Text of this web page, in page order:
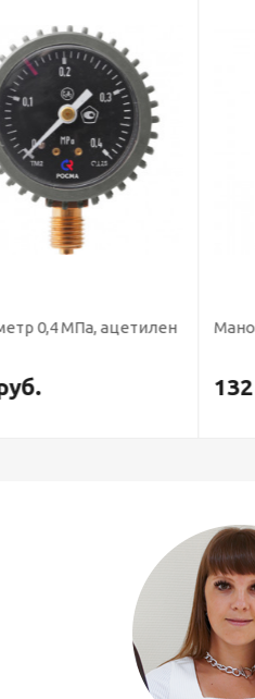
0,4 МПа, ацетилен
132